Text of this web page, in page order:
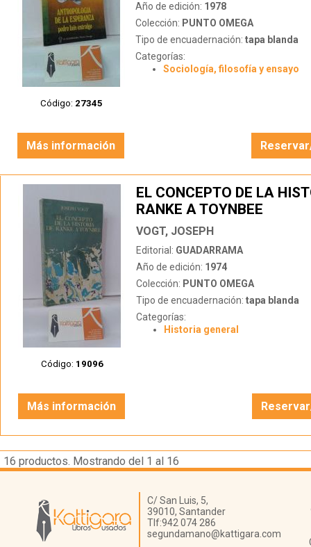
Código: 27345
Año de edición: 1978
Colección: PUNTO OMEGA
Tipo de encuadernación: tapa blanda
Categorías:
Sociología, filosofía y ensayo
Más información
Código: 19096
EL CONCEPTO DE LA
RANKE A TOYNBEE
VOGT, JOSEPH
Editorial: GUADARRAMA
Año de edición: 1974
Colección: PUNTO OMEGA
Tipo de encuadernación: tapa blanda
Categorías:
Historia general
Más información
16 productos. Mostrando del 1 al 16
Librería Kattigara
C/ San Luis, 5,
39010, Santander
Tlf:942 074 286
segundamano@kattigara.com